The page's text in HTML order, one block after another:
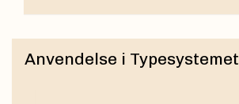
Anvendelse i Typesystemet